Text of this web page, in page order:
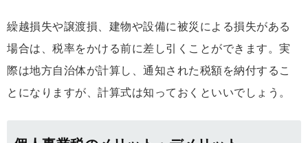
繰越損失や譲渡損、建物や設備に被災による損失がある
場合は、税率をかける前に差し引くことができます。実
際は地方自治体が計算し、通知された税額を納付するこ
とになりますが、計算式は知っておくといいでしょう。